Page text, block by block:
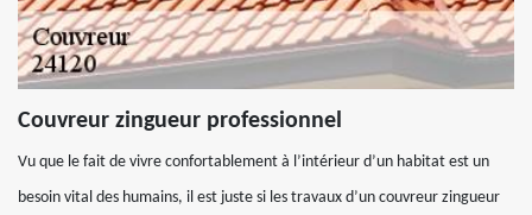
Couvreur zingueur professionnel
Vu que le fait de vivre confortablement à l’intérieur d’un habitat est un
besoin vital des humains, il est juste si les travaux d’un couvreur zingueur